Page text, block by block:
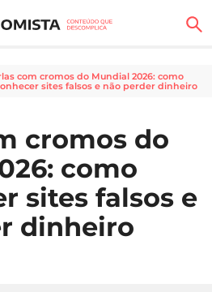
com cromos do Mundial 2026: como
sites falsos e não perder dinheiro
cromos do
como
sites falsos e
dinheiro